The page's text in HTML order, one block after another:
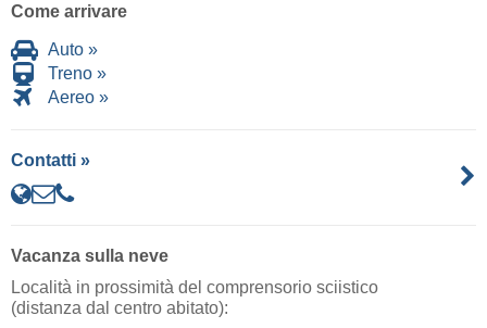
Come arrivare
Auto »
Treno »
Aereo »
Contatti »
Vacanza sulla neve
Località in prossimità del comprensorio sciistico
(distanza dal centro abitato):